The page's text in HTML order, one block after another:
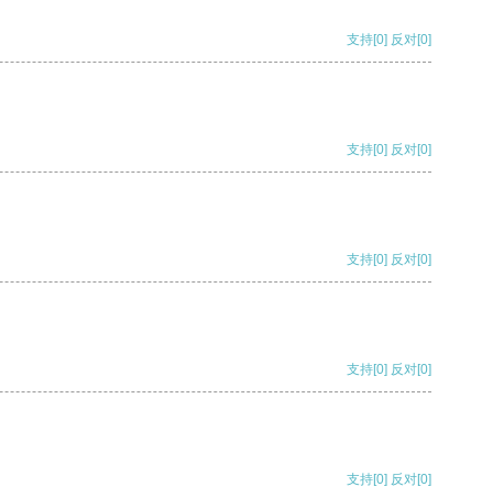
支持[0] 反对[0]
支持[0] 反对[0]
支持[0] 反对[0]
支持[0] 反对[0]
支持[0] 反对[0]